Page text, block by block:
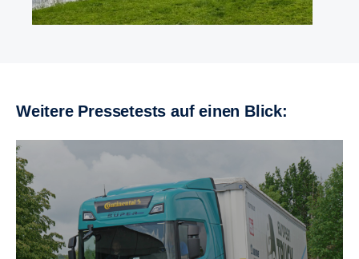
Weitere Pressetests auf einen Blick: